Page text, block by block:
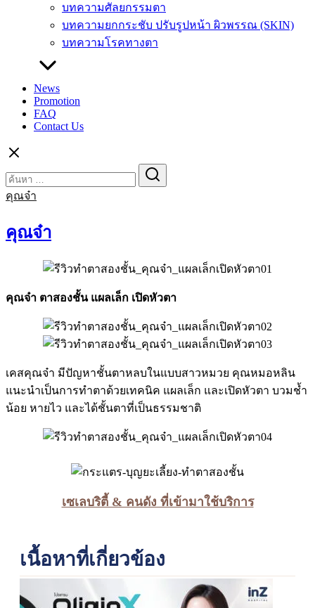
บทความศัลยกรรมตา
บทความยกกระชับ ปรับรูปหน้า ผิวพรรณ (SKIN)
บทความโรคทางตา
News
Promotion
FAQ
Contact Us
for:
คุณจ๋า
คุณจ๋า
คุณจ๋า ตาสองชั้น แผลเล็ก เปิดหัวตา
เคสคุณจ๋า มีปัญหาชั้นตาหลบในแบบสาวหมวย คุณหมอหลิน
แนะนำเป็นการทำตาด้วยเทคนิค แผลเล็ก และเปิดหัวตา บวมช้ำ
น้อย หายไว และได้ชั้นตาที่เป็นธรรมชาติ
เซเลบริตี้ & คนดัง ที่เข้ามาใช้บริการ
เนื้อหาที่เกี่ยวข้อง